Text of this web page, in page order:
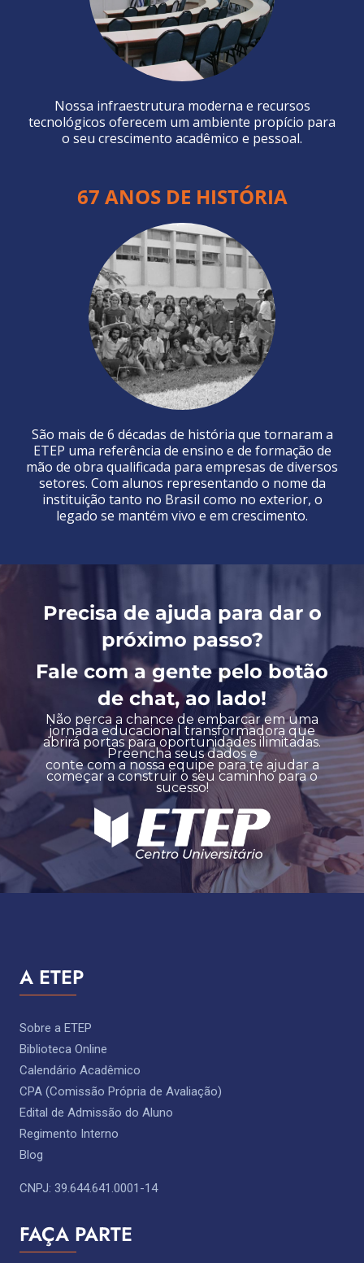
Nossa infraestrutura moderna e recursos
tecnológicos oferecem um ambiente propício para
o seu crescimento acadêmico e pessoal.
67 ANOS DE HISTÓRIA
São mais de 6 décadas de história que tornaram a
ETEP uma referência de ensino e de formação de
mão de obra qualificada para empresas de diversos
setores. Com alunos representando o nome da
instituição tanto no Brasil como no exterior, o
legado se mantém vivo e em crescimento.
Precisa de ajuda para dar o
próximo passo?
Fale com a gente pelo botão
de chat, ao lado!
Não perca a chance de embarcar em uma
jornada educacional transformadora que
abrirá portas para oportunidades ilimitadas.
Preencha seus dados e
conte com a nossa equipe para te ajudar a
começar a construir o seu caminho para o
sucesso!
A ETEP
Sobre a ETEP
Biblioteca Online
Calendário Acadêmico
CPA (Comissão Própria de Avaliação)
Edital de Admissão do Aluno
Regimento Interno
Blog
CNPJ: 39.644.641.0001-14
FAÇA PARTE